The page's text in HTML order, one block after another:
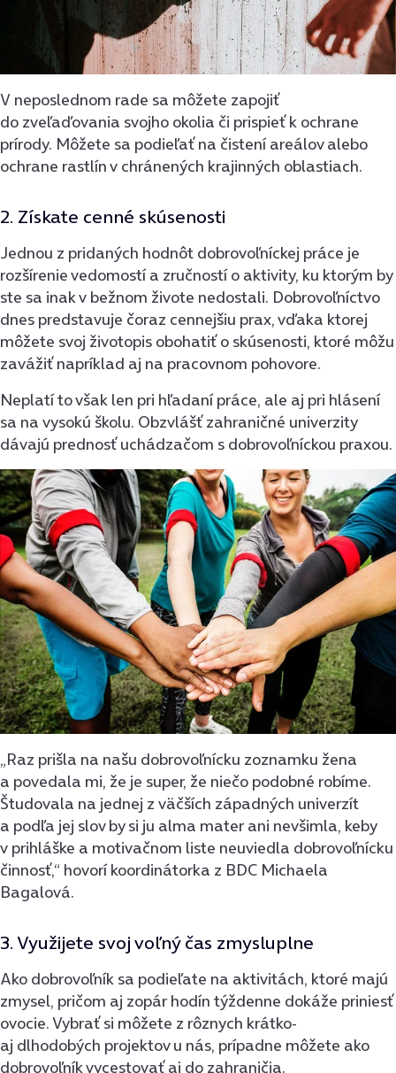
V neposlednom rade sa môžete zapojiť
do zveľaďovania svojho okolia či prispieť k ochrane
prírody. Môžete sa podieľať na čistení areálov alebo
ochrane rastlín v chránených krajinných oblastiach.
2. Získate cenné skúsenosti
Jednou z pridaných hodnôt dobrovoľníckej práce je
rozšírenie vedomostí a zručností o aktivity, ku ktorým by
ste sa inak v bežnom živote nedostali. Dobrovoľníctvo
dnes predstavuje čoraz cennejšiu prax, vďaka ktorej
môžete svoj životopis obohatiť o skúsenosti, ktoré môžu
zavážiť napríklad aj na pracovnom pohovore.
Neplatí to však len pri hľadaní práce, ale aj pri hlásení
sa na vysokú školu. Obzvlášť zahraničné univerzity
dávajú prednosť uchádzačom s dobrovoľníckou praxou.
„Raz prišla na našu dobrovoľnícku zoznamku žena
a povedala mi, že je super, že niečo podobné robíme.
Študovala na jednej z väčších západných univerzít
a podľa jej slov by si ju alma mater ani nevšimla, keby
v prihláške a motivačnom liste neuviedla dobrovoľnícku
činnosť,“ hovorí koordinátorka z BDC Michaela
Bagalová.
3. Využijete svoj voľný čas zmysluplne
Ako dobrovoľník sa podieľate na aktivitách, ktoré majú
zmysel, pričom aj zopár hodín týždenne dokáže priniesť
ovocie. Vybrať si môžete z rôznych krátko-
aj dlhodobých projektov u nás, prípadne môžete ako
dobrovoľník vycestovať aj do zahraničia.